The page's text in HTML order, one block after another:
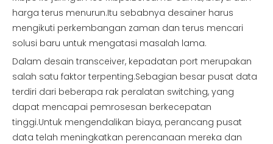
harga terus menurun.Itu sebabnya desainer harus
mengikuti perkembangan zaman dan terus mencari
solusi baru untuk mengatasi masalah lama.
Dalam desain transceiver, kepadatan port merupakan
salah satu faktor terpenting.Sebagian besar pusat data
terdiri dari beberapa rak peralatan switching, yang
dapat mencapai pemrosesan berkecepatan
tinggi.Untuk mengendalikan biaya, perancang pusat
data telah meningkatkan perencanaan mereka dan